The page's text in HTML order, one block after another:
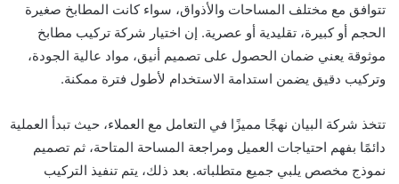
تتوافق مع مختلف المساحات والأذواق، سواء كانت المطابخ صغيرة
الحجم أو كبيرة، تقليدية أو عصرية. إن اختيار شركة تركيب مطابخ
موثوقة يعني ضمان الحصول على تصميم أنيق، مواد عالية الجودة،
وتركيب دقيق يضمن استدامة الاستخدام لأطول فترة ممكنة.
تتخذ شركة البيان نهجًا مميزًا في التعامل مع العملاء، حيث تبدأ العملية
دائمًا بفهم احتياجات العميل ومراجعة المساحة المتاحة، ثم تصميم
نموذج مخصص يلبي جميع متطلباته. بعد ذلك، يتم تنفيذ التركيب